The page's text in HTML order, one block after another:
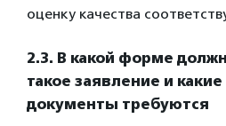
оценку качества
2.3. В какой форме
такое заявление и
документы требуются